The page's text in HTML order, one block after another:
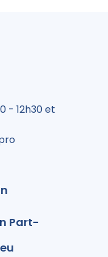
- 12h30 et
Part-